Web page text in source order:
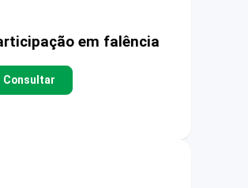
em falência
Consultar